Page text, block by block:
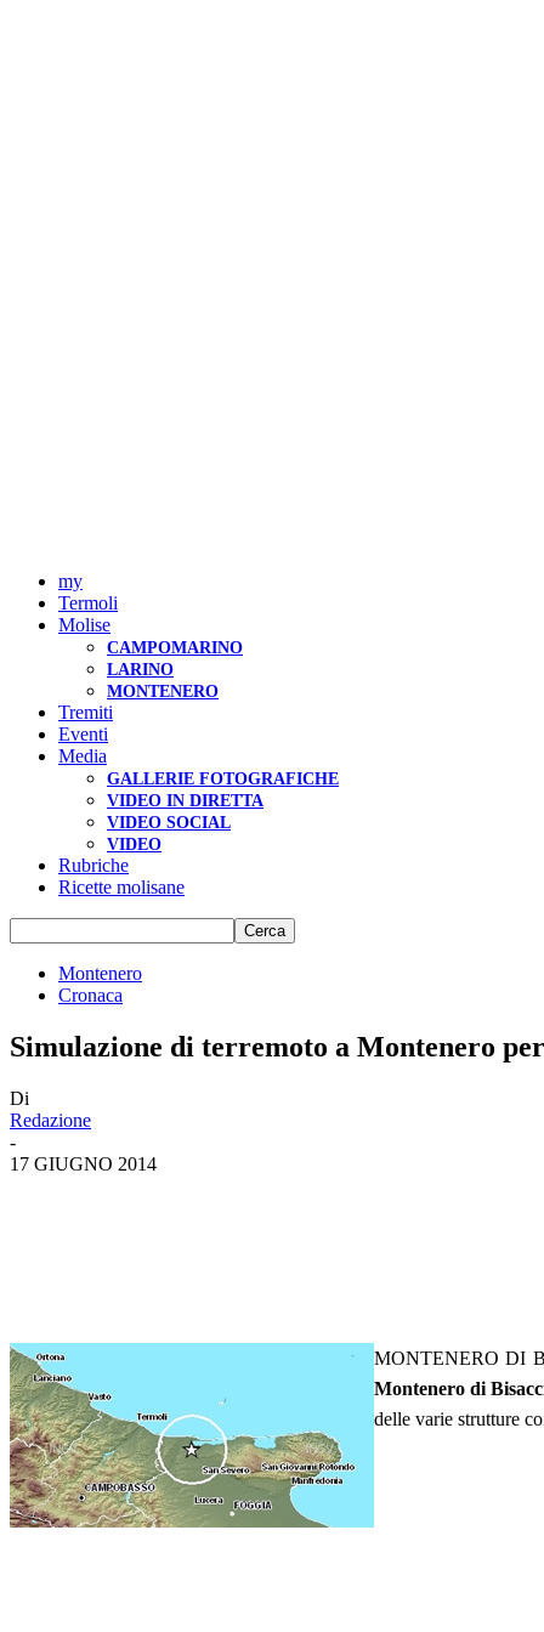
my
Termoli
Molise
CAMPOMARINO
LARINO
MONTENERO
Tremiti
Eventi
Media
GALLERIE FOTOGRAFICHE
VIDEO IN DIRETTA
VIDEO SOCIAL
VIDEO
Rubriche
Ricette molisane
Montenero
Cronaca
Simulazione di terremoto a Montenero
Di
Redazione
-
17 GIUGNO 2014
MONTENERO DI
Montenero di
delle varie strutture